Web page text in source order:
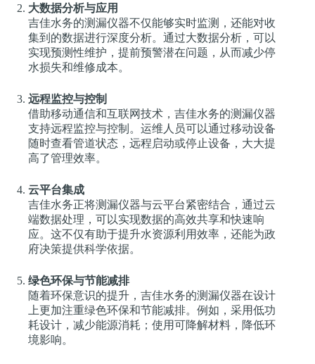
大数据分析与应用
吉佳水务的测漏仪器不仅能够实时监测，还能对收
集到的数据进行深度分析。通过大数据分析，可以
实现预测性维护，提前预警潜在问题，从而减少停
水损失和维修成本。
远程监控与控制
借助移动通信和互联网技术，吉佳水务的测漏仪器
支持远程监控与控制。运维人员可以通过移动设备
随时查看管道状态，远程启动或停止设备，大大提
高了管理效率。
云平台集成
吉佳水务正将测漏仪器与云平台紧密结合，通过云
端数据处理，可以实现数据的高效共享和快速响
应。这不仅有助于提升水资源利用效率，还能为政
府决策提供科学依据。
绿色环保与节能减排
随着环保意识的提升，吉佳水务的测漏仪器在设计
上更加注重绿色环保和节能减排。例如，采用低功
耗设计，减少能源消耗；使用可降解材料，降低环
境影响。